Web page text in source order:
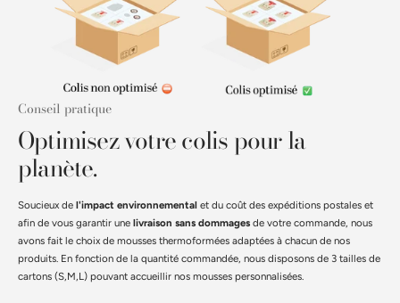
Conseil pratique
Optimisez votre colis pour la
planète.
Soucieux de l'impact environnemental et du coût des expéditions postales et
afin de vous garantir une livraison sans dommages de votre commande, nous
avons fait le choix de mousses thermoformées adaptées à chacun de nos
produits. En fonction de la quantité commandée, nous disposons de 3 tailles de
cartons (S,M,L) pouvant accueillir nos mousses personnalisées.